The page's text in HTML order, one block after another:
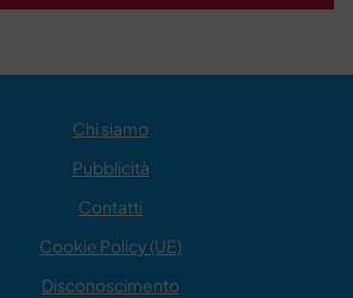
Chi siamo
Pubblicità
Contatti
Cookie Policy (UE)
Disconoscimento